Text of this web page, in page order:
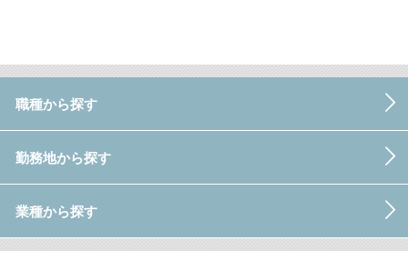
職種から探す
勤務地から探す
業種から探す